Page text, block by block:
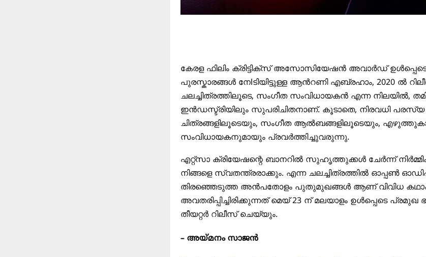
കേരള ഫിലിം ക്രിട്ടിക്സ് അസോസിയേഷൻ അവാർഡ് ഉൾപ്പെടെ
പുരസ്കാരങ്ങൾ നേlടിയിട്ടുള്ള ആൻറണി എബ്രഹാം, 2020 ൽ
ചലച്ചിത്രത്തിലൂടെ, സംഗീത സംവിധായകൻ എന്ന നിലയിൽ,
ഇൻഡസ്ട്രിയിലും സുപരിചിതനാണ്. കൂടാതെ, നിരവധി പരസ്യ
ചിത്രങ്ങളിലൂടെയും, സംഗീത ആൽബങ്ങളിലൂടെയും,
സംവിധായകനുമായും പ്രവർത്തിച്ചുവരുന്നു.
എറ്റ്സാ ക്രിയേഷന്റെ ബാനറിൽ സുഹൃത്തുക്കൾ ചേർന്ന്
നിങ്ങളെ സ്വതന്ത്രരാക്കും. എന്ന ചലച്ചിത്രത്തിൽ ഓപ്പൺ
തിരഞ്ഞെടുത്ത അൻപതോളം പുതുമുഖങ്ങൾ ആണ് വിവിധ
അവതരിപ്പിച്ചിരിക്കുന്നത് മെയ് 23 ന് മലയാളം ഉൾപ്പെടെ പ്രമുഖ
തീയറ്റർ റിലീസ് ചെയ്യും.
– അയ്മനം സാജൻ